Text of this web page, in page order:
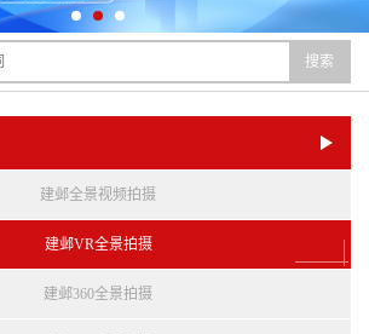
搜索
建邺全景视频拍摄
建邺VR全景拍摄
建邺360全景拍摄